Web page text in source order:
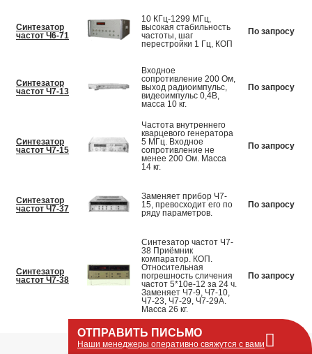
Синтезатор
частот Ч6-71
10 КГц-1299 МГц,
высокая стабильность
частоты, шаг
перестройки 1 Гц, КОП
По запросу
Синтезатор
частот Ч7-13
Входное
сопротивление 200 Ом,
выход радиоимпульс,
видеоимпульс 0,4В,
масса 10 кг.
По запросу
Синтезатор
частот Ч7-15
Частота внутреннего
кварцевого генератора
5 МГц. Входное
сопротивление не
менее 200 Ом. Масса
14 кг.
По запросу
Синтезатор
частот Ч7-37
Заменяет прибор Ч7-
15, превосходит его по
ряду параметров.
По запросу
Синтезатор
частот Ч7-38
Синтезатор частот Ч7-
38 Приёмник
компаратор. КОП.
Относительная
погрешность сличения
частот 5*10e-12 за 24 ч.
Заменяет Ч7-9, Ч7-10,
Ч7-23, Ч7-29, Ч7-29А.
Масса 26 кг.
По запросу
ОТПРАВИТЬ ПИСЬМО
Наши менеджеры оперативно свяжутся с вами